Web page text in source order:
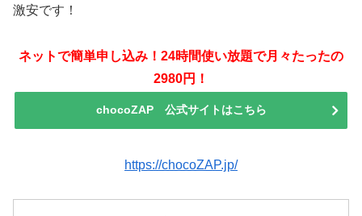
激安です！
ネットで簡単申し込み！24時間使い放題で月々たったの
2980円！
chocoZAP 公式サイトはこちら
https://chocoZAP.jp/